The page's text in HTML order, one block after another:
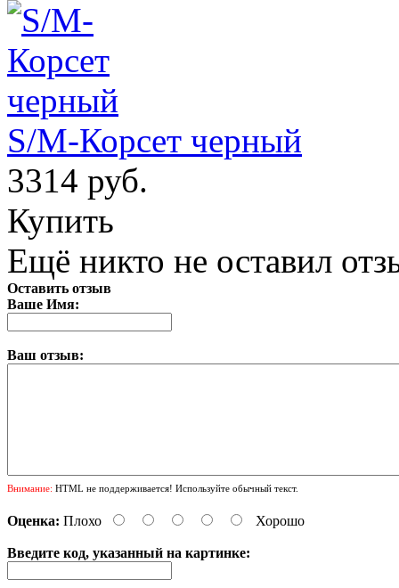
S/M-Корсет черный
3314 руб.
Купить
Ещё никто не оставил
Оставить отзыв
Ваше Имя:
Ваш отзыв:
Внимание: HTML не поддерживается! Используйте обычный текст.
Оценка: Плохо Хорошо
Введите код, указанный на картинке: